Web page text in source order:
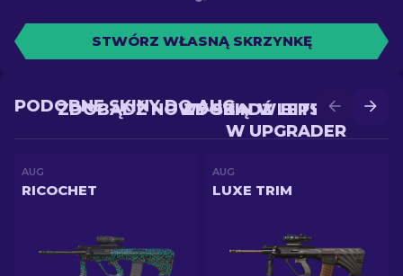
STWÓRZ WŁASNĄ SKRZYNKĘ
ZDOBĄDŹ LEPSZY SKIN
W UPGRADER
ZDOBĄDŹ NOWY SKIN W BITWIE
PODOBNE SKINY DO AUG
AUG
RICOCHET
AUG
LUXE TRIM